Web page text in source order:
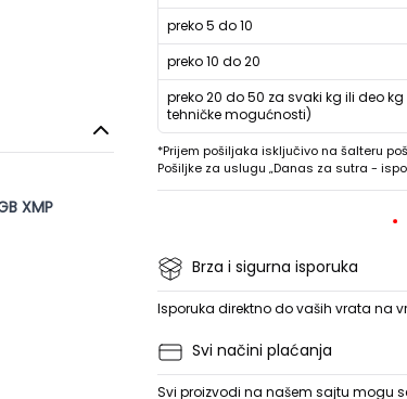
XMP
preko 5 do 10
preko 10 do 20
preko 20 do 50 za svaki kg ili deo
tehničke mogućnosti)
*Prijem pošiljaka isključivo na šalteru
Pošiljke za uslugu „Danas za sutra -
Brza i sigurna isporuka
Isporuka direktno do vaših vrata na
Svi načini plaćanja
Svi proizvodi na našem sajtu mogu